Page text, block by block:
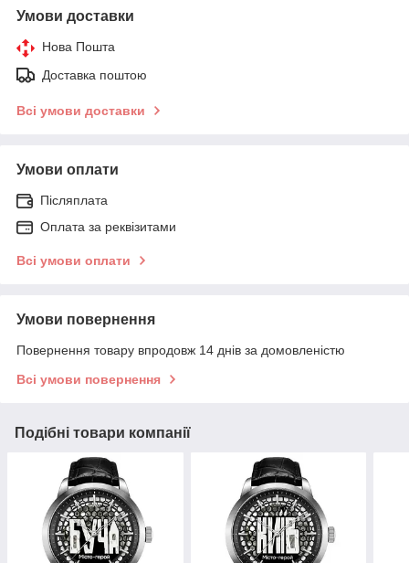
Умови доставки
Нова Пошта
Доставка поштою
Всі умови доставки
Умови оплати
Післяплата
Оплата за реквізитами
Всі умови оплати
Умови повернення
Повернення товару впродовж 14 днів за домовленістю
Всі умови повернення
Подібні товари компанії